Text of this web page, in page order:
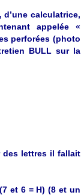
calculatrice,
appelée «
perforées (photo
BULL sur la
des lettres il fallait
et 6 = H) (8 et un